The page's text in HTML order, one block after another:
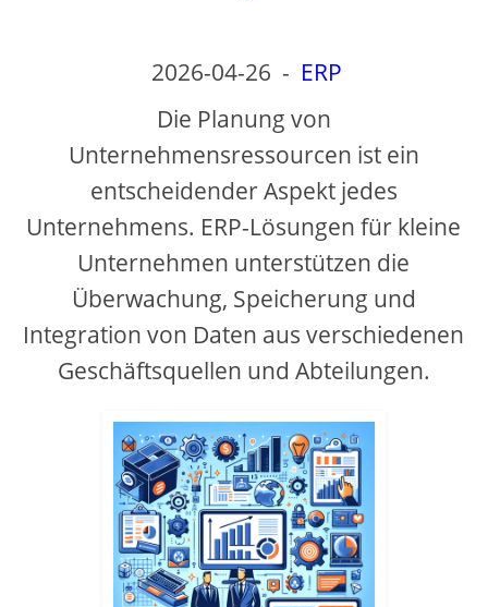
d
e
o
2026-04-26 - ERP
Die Planung von
Unternehmensressourcen ist ein
entscheidender Aspekt jedes
Unternehmens. ERP-Lösungen für kleine
Unternehmen unterstützen die
Überwachung, Speicherung und
Integration von Daten aus verschiedenen
Geschäftsquellen und Abteilungen.